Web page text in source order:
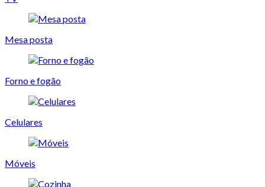
Mesa posta
Forno e fogão
Celulares
Móveis